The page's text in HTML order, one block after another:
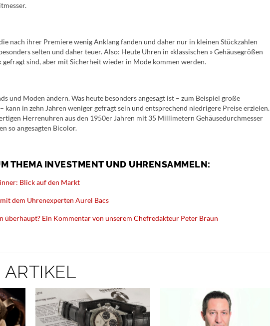
nach ihrer Premiere wenig Anklang fanden und daher nur in kleinen Stückzahlen
selten und daher teuer. Also: Heute Uhren in «klassischen » Gehäusegrößen
gefragt sind, aber mit Sicherheit wieder in Mode kommen werden.
und Moden ändern. Was heute besonders angesagt ist – zum Beispiel große
kann in zehn Jahren weniger gefragt sein und entsprechend niedrigere Preise erzielen.
Herrenuhren aus den 1950er Jahren mit 35 Millimetern Gehäusedurchmesser
so angesagten Bicolor.
THEMA INVESTMENT UND UHRENSAMMELN:
Blick auf den Markt
dem Uhrenexperten Aurel Bacs
überhaupt? Ein Kommentar von unserem Chefredakteur Peter Braun